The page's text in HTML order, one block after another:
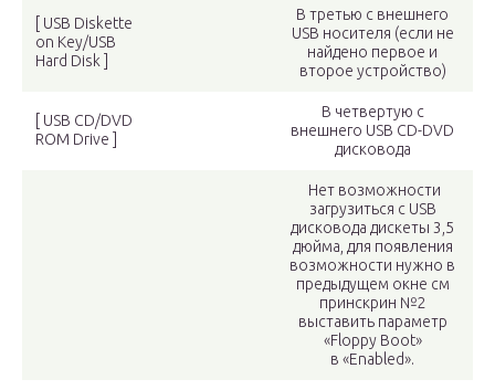
[ USB Diskette
on Key/USB
Hard Disk ]
В третью с внешнего
USB носителя (если не
найдено первое и
второе устройство)
[ USB CD/DVD
ROM Drive ]
В четвертую с
внешнего USB CD-DVD
дисковода
Нет возможности
загрузиться с USB
дисковода дискеты 3,5
дюйма, для появления
возможности нужно в
предыдущем окне см
принскрин №2
выставить параметр
«Floppy Boot»
в «Enabled».